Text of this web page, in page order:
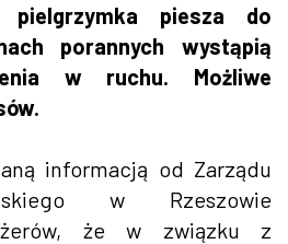
pielgrzymka piesza do
porannych wystąpią
w ruchu. Możliwe
informacją od Zarządu
w Rzeszowie
że w związku z